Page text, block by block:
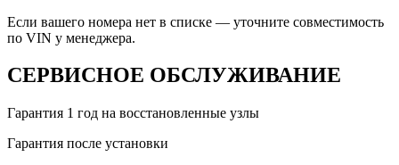
Если вашего номера нет в списке — уточните совместимость
по VIN у менеджера.
СЕРВИСНОЕ ОБСЛУЖИВАНИЕ
Гарантия 1 год на восстановленные узлы
Гарантия после установки